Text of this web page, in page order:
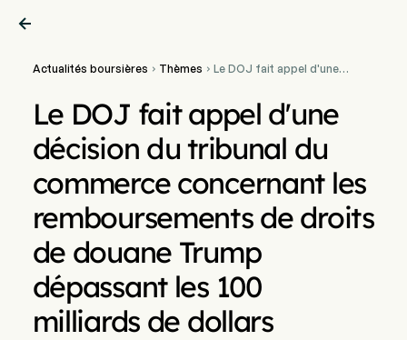

Actualités boursières  Thèmes  Le DOJ fait appel d'une
remboursements de droits
de douane Trump
dépassant les 100 milliards
de dollars
Le DOJ fait appel d'une
décision du tribunal du
commerce concernant les
remboursements de droits
de douane Trump
dépassant les 100
milliards de dollars